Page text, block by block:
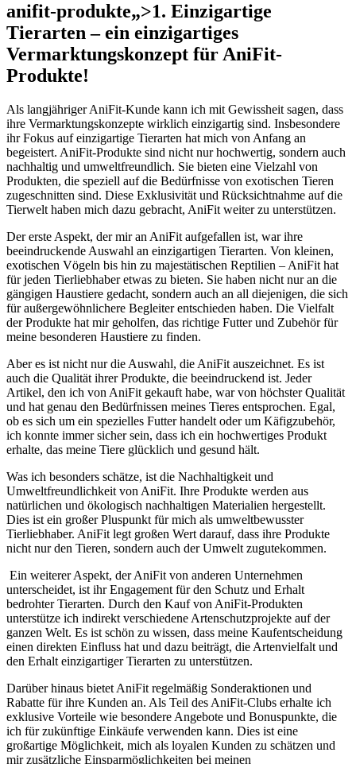
anifit-produkte„>1. Einzigartige
Tierarten – ein einzigartiges
Vermarktungskonzept für AniFit-
Produkte!
Als langjähriger AniFit-Kunde kann ich mit Gewissheit sagen, dass
ihre Vermarktungskonzepte wirklich⁣ einzigartig sind. Insbesondere
ihr Fokus auf einzigartige Tierarten hat mich von Anfang an
begeistert. AniFit-Produkte sind nicht nur hochwertig, sondern auch
nachhaltig und umweltfreundlich. Sie bieten eine Vielzahl von
⁤Produkten, die‌ speziell auf die Bedürfnisse von exotischen Tieren
zugeschnitten sind. Diese⁤ Exklusivität und Rücksichtnahme auf die
Tierwelt haben mich dazu gebracht, AniFit weiter zu unterstützen.
Der erste Aspekt, der mir an AniFit aufgefallen ist, war ihre
beeindruckende Auswahl an ⁢einzigartigen Tierarten. Von kleinen,
exotischen Vögeln bis hin zu majestätischen Reptilien – AniFit hat
für jeden Tierliebhaber etwas zu bieten. Sie haben ‌nicht nur an die
gängigen Haustiere gedacht, ‌sondern auch an all diejenigen, die sich​
für⁢ außergewöhnlichere Begleiter‍ entschieden haben. Die Vielfalt
der Produkte hat mir‌ geholfen, ‌das richtige Futter und Zubehör für
meine besonderen Haustiere ⁢zu finden.
Aber es ist nicht nur die Auswahl, die AniFit auszeichnet. Es ist
auch die Qualität ihrer Produkte, die beeindruckend ist. Jeder
Artikel, den ich von AniFit gekauft​ habe, war⁣ von‍ höchster Qualität
und hat genau den Bedürfnissen⁤ meines Tieres entsprochen. Egal,‌
ob es sich um ⁤ein spezielles Futter handelt oder um Käfigzubehör,
ich konnte immer sicher ⁤sein, dass ich ein hochwertiges Produkt
erhalte, das⁣ meine Tiere glücklich ​und​ gesund hält.
Was ich besonders schätze, ist die Nachhaltigkeit und
Umweltfreundlichkeit von AniFit. Ihre Produkte werden aus
natürlichen und ökologisch nachhaltigen⁤ Materialien hergestellt.
Dies ‍ist ein großer Pluspunkt für mich als umweltbewusster
Tierliebhaber.⁢ AniFit legt großen⁢ Wert darauf, dass ihre Produkte
nicht nur den Tieren, ⁣sondern auch der Umwelt zugutekommen.
‌ Ein weiterer Aspekt, der AniFit von anderen Unternehmen‌
unterscheidet, ist ihr Engagement für den Schutz und Erhalt‍
bedrohter Tierarten. Durch den Kauf von AniFit-Produkten
unterstütze ich indirekt verschiedene Artenschutzprojekte auf der
ganzen ​Welt. ​Es ist schön zu wissen, dass meine Kaufentscheidung
einen direkten Einfluss hat und dazu beiträgt, die Artenvielfalt und
den Erhalt einzigartiger Tierarten zu unterstützen.
⁣Darüber hinaus bietet AniFit regelmäßig Sonderaktionen und
Rabatte für ihre⁣ Kunden an. ‍Als Teil ‌des AniFit-Clubs erhalte ich
exklusive Vorteile wie besondere Angebote und Bonuspunkte, die
ich für zukünftige Einkäufe verwenden kann. Dies ist eine
großartige Möglichkeit, mich​ als loyalen Kunden zu schätzen und
mir zusätzliche Einsparmöglichkeiten bei meinen